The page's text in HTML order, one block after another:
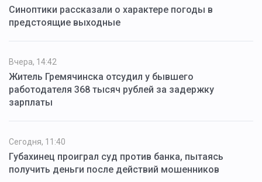
Синоптики рассказали о характере погоды в
предстоящие выходные
Вчера, 14:42
Житель Гремячинска отсудил у бывшего
работодателя 368 тысяч рублей за задержку
зарплаты
Сегодня, 11:40
Губахинец проиграл суд против банка, пытаясь
получить деньги после действий мошенников